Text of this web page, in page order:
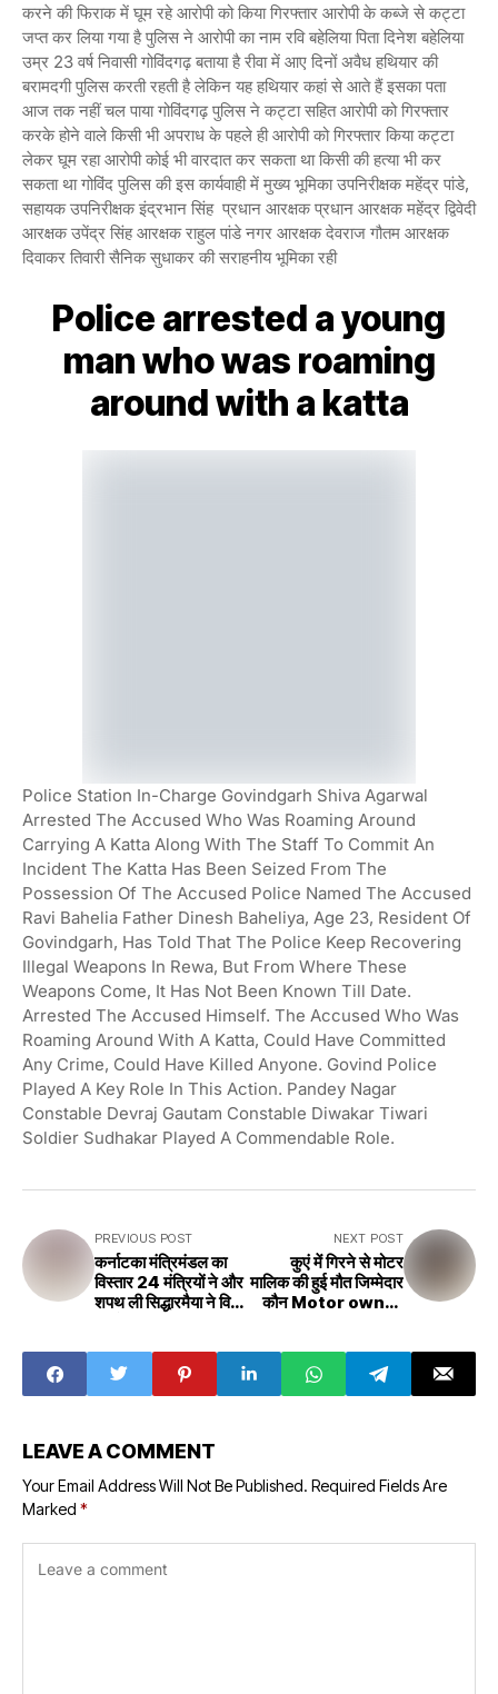
करने की फिराक में घूम रहे आरोपी को किया गिरफ्तार आरोपी के कब्जे से कट्टा
जप्त कर लिया गया है पुलिस ने आरोपी का नाम रवि बहेलिया पिता दिनेश बहेलिया
उम्र 23 वर्ष निवासी गोविंदगढ़ बताया है रीवा में आए दिनों अवैध हथियार की
बरामदगी पुलिस करती रहती है लेकिन यह हथियार कहां से आते हैं इसका पता
आज तक नहीं चल पाया गोविंदगढ़ पुलिस ने कट्टा सहित आरोपी को गिरफ्तार
करके होने वाले किसी भी अपराध के पहले ही आरोपी को गिरफ्तार किया कट्टा
लेकर घूम रहा आरोपी कोई भी वारदात कर सकता था किसी की हत्या भी कर
सकता था गोविंद पुलिस की इस कार्यवाही में मुख्य भूमिका उपनिरीक्षक महेंद्र पांडे,
सहायक उपनिरीक्षक इंद्रभान सिंह प्रधान आरक्षक प्रधान आरक्षक महेंद्र द्विवेदी
आरक्षक उपेंद्र सिंह आरक्षक राहुल पांडे नगर आरक्षक देवराज गौतम आरक्षक
दिवाकर तिवारी सैनिक सुधाकर की सराहनीय भूमिका रही
Police arrested a young
man who was roaming
around with a katta
Police Station In-Charge Govindgarh Shiva Agarwal
Arrested The Accused Who Was Roaming Around
Carrying A Katta Along With The Staff To Commit An
Incident The Katta Has Been Seized From The
Possession Of The Accused Police Named The Accused
Ravi Bahelia Father Dinesh Baheliya, Age 23, Resident Of
Govindgarh, Has Told That The Police Keep Recovering
Illegal Weapons In Rewa, But From Where These
Weapons Come, It Has Not Been Known Till Date.
Arrested The Accused Himself. The Accused Who Was
Roaming Around With A Katta, Could Have Committed
Any Crime, Could Have Killed Anyone. Govind Police
Played A Key Role In This Action. Pandey Nagar
Constable Devraj Gautam Constable Diwakar Tiwari
Soldier Sudhakar Played A Commendable Role.
PREVIOUS POST
कर्नाटका मंत्रिमंडल का
विस्तार 24 मंत्रियों ने और
शपथ ली सिद्धारमैया ने वित्त
Karnataka
cabinet
expanded 24
took oath
Siddaramaiah
kept finance with
irrigation
NEXT POST
कुएं में गिरने से मोटर
मालिक की हुई मौत जिम्मेदार
कौन Motor owner
is responsible
LEAVE A COMMENT
Your Email Address Will Not Be Published. Required Fields Are
Marked *